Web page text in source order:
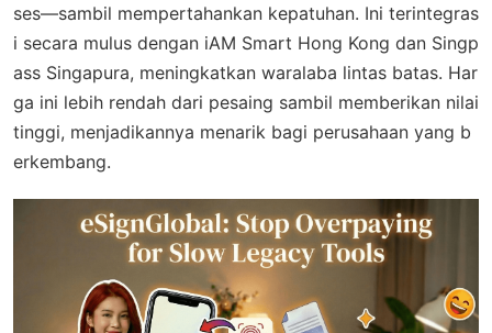
ses—sambil mempertahankan kepatuhan. Ini terintegras
i secara mulus dengan iAM Smart Hong Kong dan Singp
ass Singapura, meningkatkan waralaba lintas batas. Har
ga ini lebih rendah dari pesaing sambil memberikan nilai
tinggi, menjadikannya menarik bagi perusahaan yang b
erkembang.